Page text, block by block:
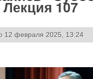
107
12 февраля 2025, 13:24